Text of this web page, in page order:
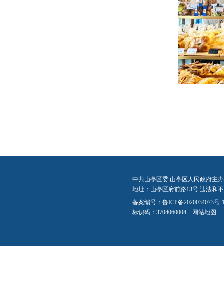
中共山亭区委 山亭区人民政府主
地址：山亭区府前路13号 违法和
备案编号： 鲁ICP备2020034073号-
标识码：3704060004 网站地图